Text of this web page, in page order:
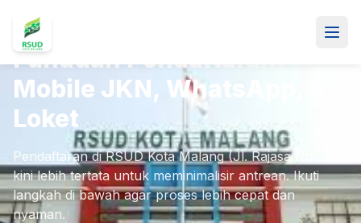
Pendaftaran RSUD Kota Malang
Panduan Pendaftaran:
Mobile JKN, WhatsApp, &
Loket
Pendaftaran di RSUD Kota Malang (Jl. Rajasa No. 27)
kini lebih tertata untuk meminimalisir antrean. Ikuti
langkah di bawah agar proses lebih cepat dan
nyaman.